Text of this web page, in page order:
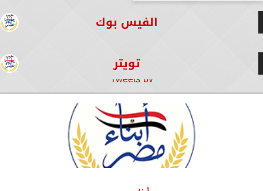
الفيس بوك
تويتر
Tweets by